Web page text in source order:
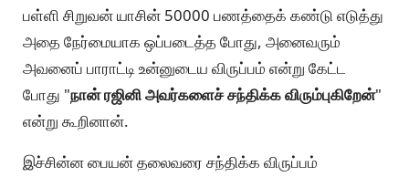
பள்ளி சிறுவன் யாசின் 50000 பணத்தைக் கண்டு எடுத்து
அதை நேர்மையாக ஒப்படைத்த போது, அனைவரும்
அவனைப் பாராட்டி உன்னுடைய விருப்பம் என்று கேட்ட
போது "நான் ரஜினி அவர்களைச் சந்திக்க விரும்புகிறேன்"
என்று கூறினான்.
இச்சின்ன பையன் தலைவரை சந்திக்க விருப்பம்